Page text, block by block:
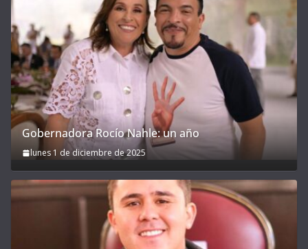
Gobernadora Rocío Nahle: un año
lunes 1 de diciembre de 2025